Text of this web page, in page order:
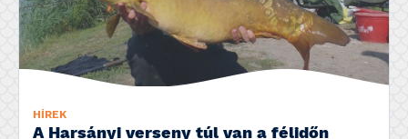
HÍREK
A Harsányi verseny túl van a félidőn